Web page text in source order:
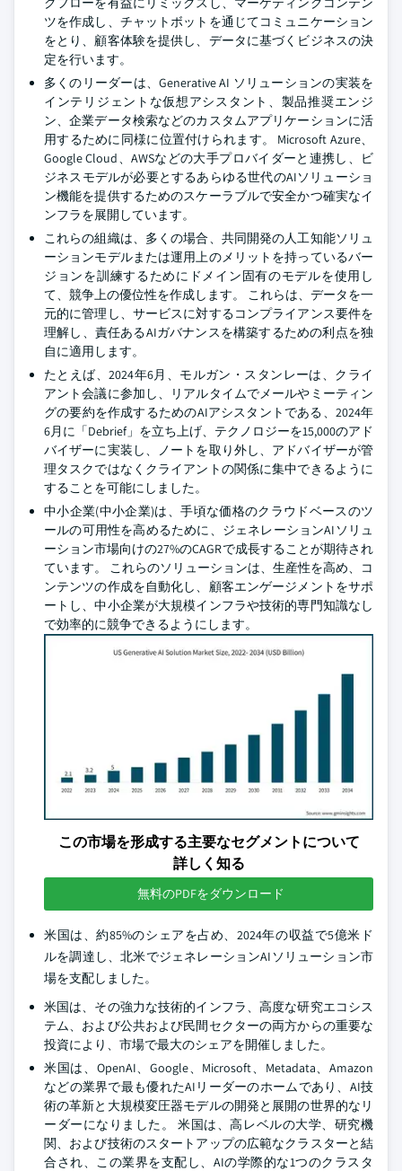
ツを作成し、チャットボットを通じてコミュニケーション
をとり、顧客体験を提供し、データに基づくビジネスの決
定を行います。
多くのリーダーは、Generative AI ソリューションの実装を
インテリジェントな仮想アシスタント、製品推奨エンジ
ン、企業データ検索などのカスタムアプリケーションに活
用するために同様に位置付けられます。 Microsoft Azure、
Google Cloud、AWSなどの大手プロバイダーと連携し、ビ
ジネスモデルが必要とするあらゆる世代のAIソリューショ
ン機能を提供するためのスケーラブルで安全かつ確実なイ
ンフラを展開しています。
これらの組織は、多くの場合、共同開発の人工知能ソリュ
ーションモデルまたは運用上のメリットを持っているバー
ジョンを訓練するためにドメイン固有のモデルを使用し
て、競争上の優位性を作成します。 これらは、データを一
元的に管理し、サービスに対するコンプライアンス要件を
理解し、責任あるAIガバナンスを構築するための利点を独
自に適用します。
たとえば、2024年6月、モルガン・スタンレーは、クライ
アント会議に参加し、リアルタイムでメールやミーティン
グの要約を作成するためのAIアシスタントである、2024年
6月に「Debrief」を立ち上げ、テクノロジーを15,000のアド
バイザーに実装し、ノートを取り外し、アドバイザーが管
理タスクではなくクライアントの関係に集中できるように
することを可能にしました。
中小企業(中小企業)は、手頃な価格のクラウドベースのツ
ールの可用性を高めるために、ジェネレーションAIソリュ
ーション市場向けの27%のCAGRで成長することが期待され
ています。 これらのソリューションは、生産性を高め、コ
ンテンツの作成を自動化し、顧客エンゲージメントをサポ
ートし、中小企業が大規模インフラや技術的専門知識なし
で効率的に競争できるようにします。
この市場を形成する主要なセグメントについて
詳しく知る
無料のPDFをダウンロード
米国は、約85%のシェアを占め、2024年の収益で5億米ド
ルを調達し、北米でジェネレーションAIソリューション市
場を支配しました。
米国は、その強力な技術的インフラ、高度な研究エコシス
テム、および公共および民間セクターの両方からの重要な
投資により、市場で最大のシェアを開催しました。
米国は、OpenAI、Google、Microsoft、Metadata、Amazon
などの業界で最も優れたAIリーダーのホームであり、AI技
術の革新と大規模変圧器モデルの開発と展開の世界的なリ
ーダーになりました。 米国は、高レベルの大学、研究機
関、および技術のスタートアップの広範なクラスターと結
合され、この業界を支配し、AIの学際的な1つのクラスタ